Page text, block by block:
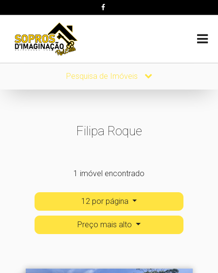
Pesquisa de Imóveis
Filipa Roque
1 imóvel encontrado
12 por página
Preço mais alto